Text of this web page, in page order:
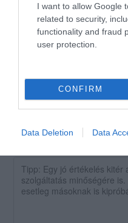
I want to allow Google
related to security,
functionality and fraud
user protection.
CONFIRM
Data Deletion Data
éhes
nem
Értékeld Te is!